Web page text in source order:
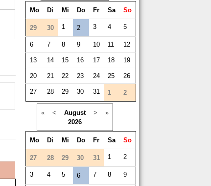
Mo Di Mi Do Fr Sa So
29 30 1 2 3 4 5
6 7 8 9 10 11 12
13 14 15 16 17 18 19
20 21 22 23 24 25 26
27 28 29 30 31 1 2
« <
August
2026
> »
Mo Di Mi Do Fr Sa So
27 28 29 30 31 1 2
3 4 5 6 7 8 9